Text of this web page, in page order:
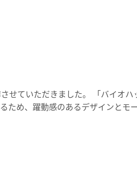
せていただきました。 「バイオ
ため、躍動感のあるデザインとモ